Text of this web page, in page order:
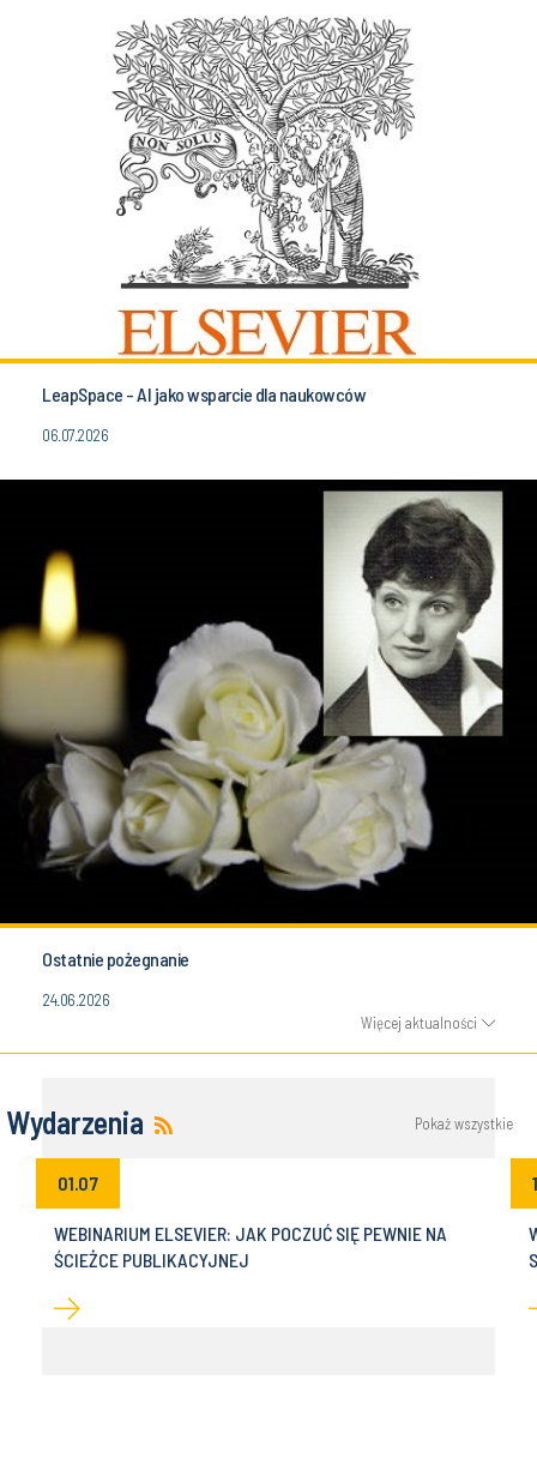
LeapSpace - AI jako wsparcie dla naukowców
06.07.2026
Ostatnie pożegnanie
24.06.2026
Więcej aktualności
Wydarzenia Pokaż wszystkie
01.07
WEBINARIUM ELSEVIER: JAK POCZUĆ SIĘ PEWNIE NA
ŚCIEŻCE PUBLIKACYJNEJ